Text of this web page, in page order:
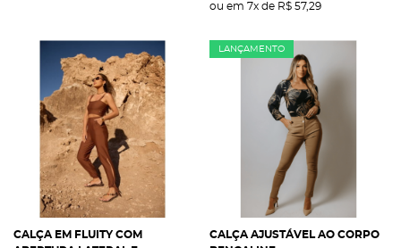
ou em 7x de R$ 57,29
CALÇA EM FLUITY COM
LANÇAMENTO
CALÇA AJUSTÁVEL AO CORPO